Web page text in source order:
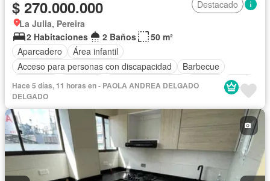
$ 270.000.000
Destacado
La Julia, Pereira
2 Habitaciones
2 Baños
50 m²
Aparcadero
Área infantil
Acceso para personas con discapacidad
Barbecue
Gimnasio
Ascensor Seguridad privada Piscina Agua
Hace 5 días, 11 horas en - PAOLA ANDREA DELGADO
DELGADO